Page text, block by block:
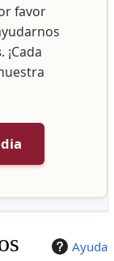
favor
. ¡Cada
Ayuda